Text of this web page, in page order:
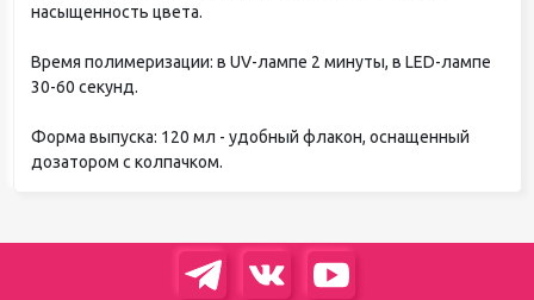
насыщенность цвета.
Время полимеризации: в UV-лампе 2 минуты, в LED-лампе
30-60 секунд.
Форма выпуска: 120 мл - удобный флакон, оснащенный
дозатором с колпачком.